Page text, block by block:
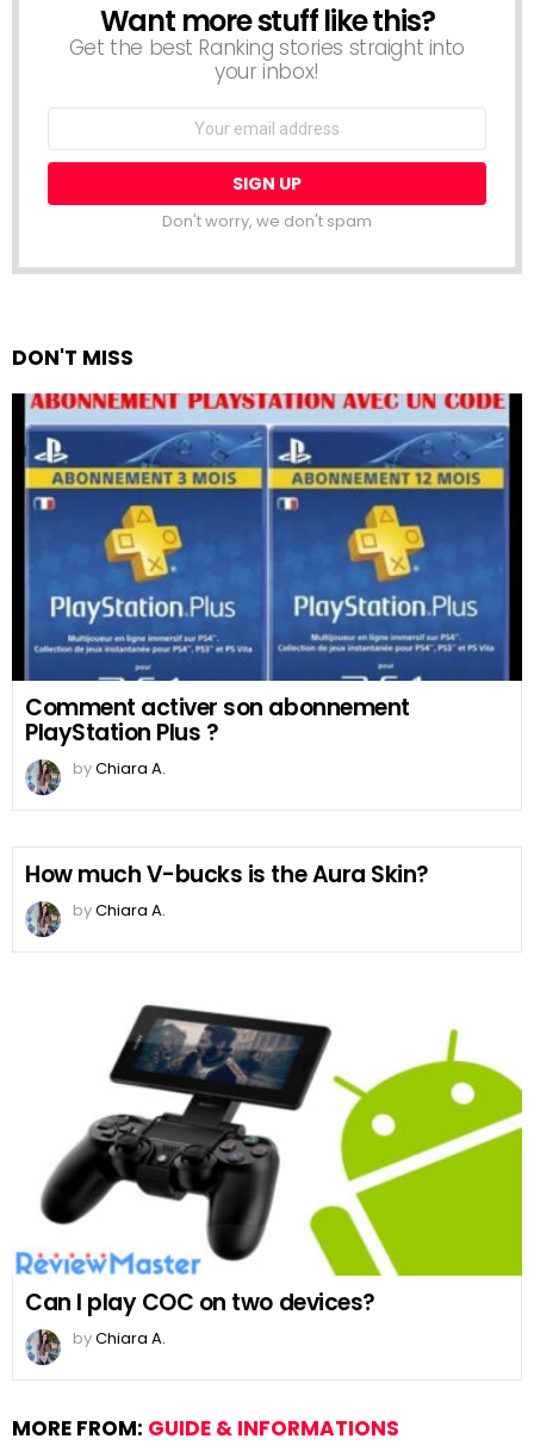
NEWSLETTER
Want more stuff like this?
Get the best Ranking stories straight into
your inbox!
Email
Don't worry, we don't spam
DON'T MISS
Comment activer son abonnement
PlayStation Plus ?
byChiara A.
How much V-bucks is the Aura Skin?
byChiara A.
Can I play COC on two devices?
byChiara A.
MORE FROM: GUIDE & INFORMATIONS